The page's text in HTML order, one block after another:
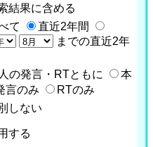
結果に含める
て
直近2年間
までの直近2年
の発言・RTともに
本
言のみ
RTのみ
しない
する